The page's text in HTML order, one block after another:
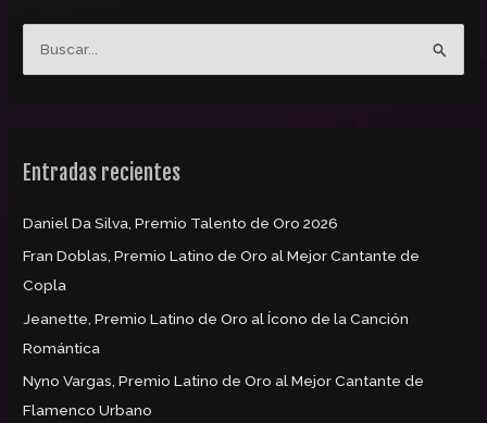
a
p
o
r
:
Entradas recientes
Daniel Da Silva, Premio Talento de Oro 2026
Fran Doblas, Premio Latino de Oro al Mejor Cantante de
Copla
Jeanette, Premio Latino de Oro al Ícono de la Canción
Romántica
Nyno Vargas, Premio Latino de Oro al Mejor Cantante de
Flamenco Urbano